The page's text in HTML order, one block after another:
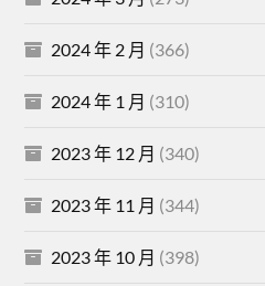
2024 年 2 月 (366)
2024 年 1 月 (310)
2023 年 12 月 (340)
2023 年 11 月 (344)
2023 年 10 月 (398)